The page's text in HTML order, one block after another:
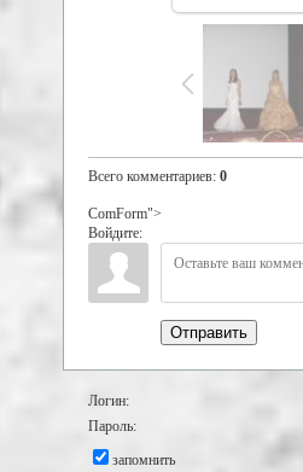
Всего комментариев: 0
ComForm">
Войдите:
Отправить
Логин:
Пароль:
запомнить